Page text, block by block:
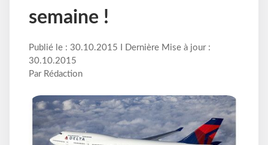
semaine !
Publié le : 30.10.2015 I Dernière Mise à jour :
30.10.2015
Par Rédaction